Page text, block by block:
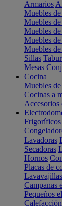
Armarios
Muebles
Muebles
Muebles
Muebles
Muebles
Sillas
Mesas
Cocina
Muebles
Cocinas a
Accesorios
Frigoríficos
Lavadoras
Secadoras
Hornos
Placas de
Lavavajillas
Campanas
Pequeños
Calefacción